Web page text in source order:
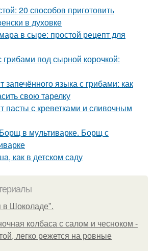
20 способов приготовить
в духовке
в сыре: простой рецепт для
грибами под сырной корочкой:
запечённого языка с грибами: как
свою тарелку
пасты с креветками и сливочным
в мультиварке. Борщ с
как в детском саду
в Шоколаде".
колбаса с салом и чесноком -
легко режется на ровные